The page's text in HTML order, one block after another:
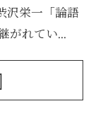
沢栄一「論語
がれてい...